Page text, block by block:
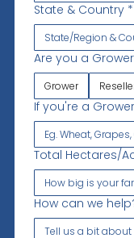
State & Country *
Are you a
Grower
If you're a
Total Hectares/
How can we